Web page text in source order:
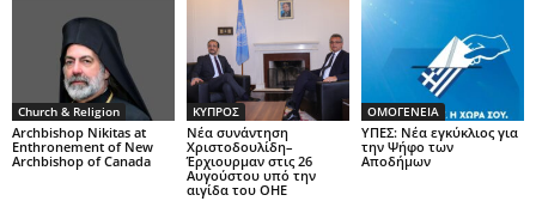
Church & Religion
Archbishop Nikitas at
Enthronement of New
Archbishop of Canada
ΚΥΠΡΟΣ
Νέα συνάντηση
Χριστοδουλίδη–
Έρχιουρμαν στις 26
Αυγούστου υπό την
αιγίδα του ΟΗΕ
ΟΜΟΓΕΝΕΙΑ
ΥΠΕΣ: Νέα εγκύκλιος για
την Ψήφο των
Αποδήμων